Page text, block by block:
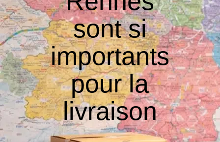
sont si
importants
pour la
livraison